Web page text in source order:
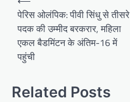
navigation
पेरिस ओलंपिक: पीवी सिंधु से तीसरे
पदक की उम्मीद बरकरार, महिला
एकल बैडमिंटन के अंतिम-16 में
पहुंची
Related Posts